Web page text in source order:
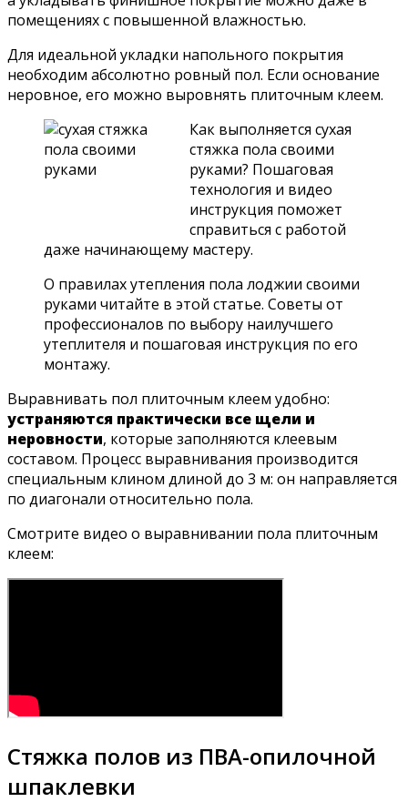
помещениях с повышенной влажностью.
Для идеальной укладки напольного покрытия
необходим абсолютно ровный пол. Если основание
неровное, его можно выровнять плиточным клеем.
Как выполняется сухая
стяжка пола своими
руками? Пошаговая
технология и видео
инструкция поможет
справиться с работой
даже начинающему мастеру.
О правилах утепления пола лоджии своими
руками читайте в этой статье. Советы от
профессионалов по выбору наилучшего
утеплителя и пошаговая инструкция по его
монтажу.
Выравнивать пол плиточным клеем удобно:
устраняются практически все щели и
неровности, которые заполняются клеевым
составом. Процесс выравнивания производится
специальным клином длиной до 3 м: он направляется
по диагонали относительно пола.
Смотрите видео о выравнивании пола плиточным
клеем:
Стяжка полов из ПВА-опилочной
шпаклевки